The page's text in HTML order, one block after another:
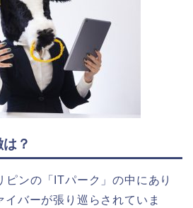
？
ンの「ITパーク」の中にあり
イバーが張り巡らされていま